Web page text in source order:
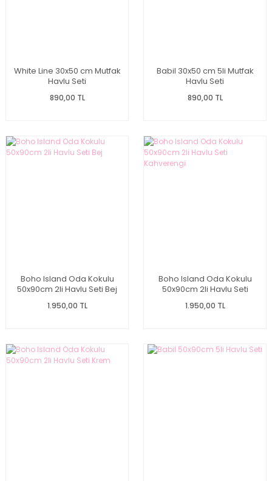
White Line 30x50 cm Mutfak
Havlu Seti
890,00 TL
Babil 30x50 cm 5li Mutfak
Havlu Seti
890,00 TL
Boho Island Oda Kokulu
50x90cm 2li Havlu Seti Bej
1.950,00 TL
Boho Island Oda Kokulu
50x90cm 2li Havlu Seti
1.950,00 TL